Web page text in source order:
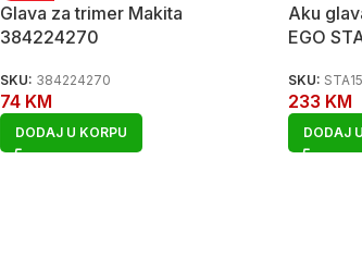
Glava za trimer Makita
384224270
SKU: 384224270
74 KM
DODAJ U KORPU
Aku
EGO
SKU:
233 KM
DODAJ